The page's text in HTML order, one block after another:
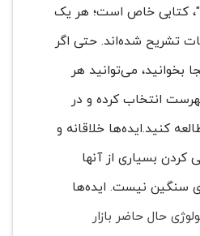
کتابی خاص است؛ هر یک
‌‌تشریح ‌‌‌شده‌اند.‌‌ حتی ‌‌اگر
بخوانید،‌‌‌ می‌توانید‌‌‌ هر
انتخاب کرده و در
مطالعه کنید.ایده‌ها خلاقانه و
کردن بسیاری از آنها
سنگین نیست. ایده‌ها
حال حاضر بازار